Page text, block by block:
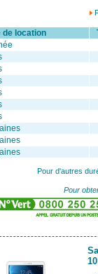
de location
Pour d'autres
Pour